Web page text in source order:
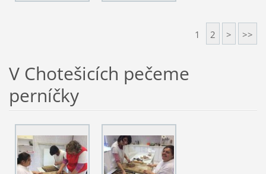
1 2 > >>
V Chotešicích pečeme
perníčky